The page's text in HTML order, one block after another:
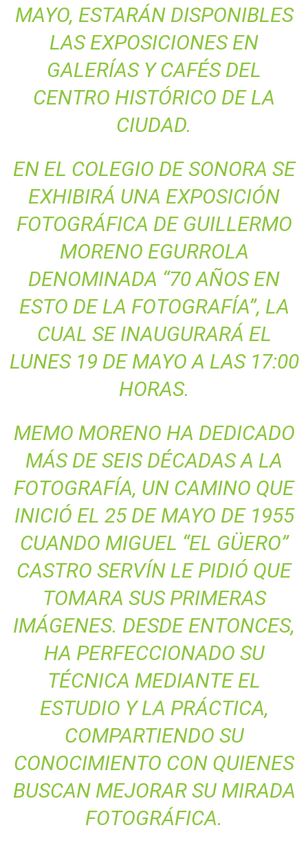
MAYO, ESTARÁN DISPONIBLES
LAS EXPOSICIONES EN
GALERÍAS Y CAFÉS DEL
CENTRO HISTÓRICO DE LA
CIUDAD.
EN EL COLEGIO DE SONORA SE
EXHIBIRÁ UNA EXPOSICIÓN
FOTOGRÁFICA DE GUILLERMO
MORENO EGURROLA
DENOMINADA “70 AÑOS EN
ESTO DE LA FOTOGRAFÍA”, LA
CUAL SE INAUGURARÁ EL
LUNES 19 DE MAYO A LAS 17:00
HORAS.
MEMO MORENO HA DEDICADO
MÁS DE SEIS DÉCADAS A LA
FOTOGRAFÍA, UN CAMINO QUE
INICIÓ EL 25 DE MAYO DE 1955
CUANDO MIGUEL “EL GÜERO”
CASTRO SERVÍN LE PIDIÓ QUE
TOMARA SUS PRIMERAS
IMÁGENES. DESDE ENTONCES,
HA PERFECCIONADO SU
TÉCNICA MEDIANTE EL
ESTUDIO Y LA PRÁCTICA,
COMPARTIENDO SU
CONOCIMIENTO CON QUIENES
BUSCAN MEJORAR SU MIRADA
FOTOGRÁFICA.